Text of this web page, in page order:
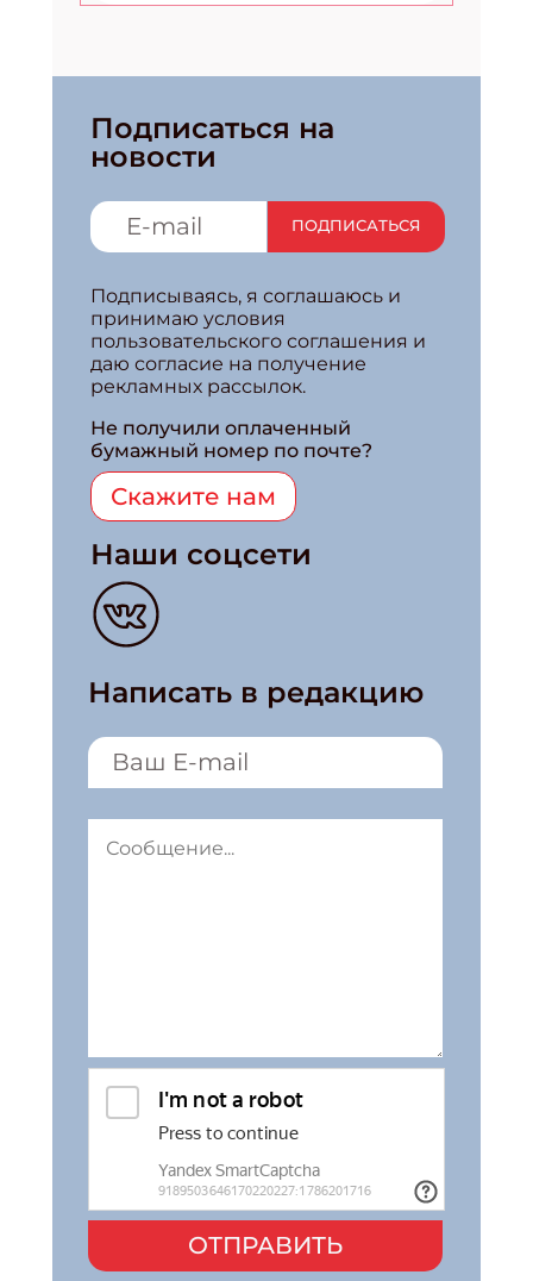
Подписаться на
новости
ПОДПИСАТЬСЯ
Подписываясь, я соглашаюсь и
принимаю условия
пользовательского соглашения и
даю согласие на получение
рекламных рассылок.
Не получили оплаченный
бумажный номер по почте?
Скажите нам
Наши соцсети
Написать в редакцию
ОТПРАВИТЬ